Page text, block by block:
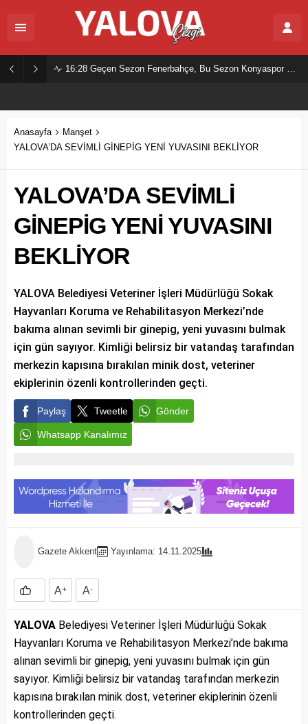
16:28 Geçen Sezon Fenerbahçe, Bu Sezon Konyaspor Mu?
Anasayfa
Manşet
YALOVA’DA SEVİMLİ GİNEPİG YENİ YUVASINI BEKLİYOR
YALOVA’DA SEVİMLİ
GİNEPİG YENİ YUVASINI
BEKLİYOR
YALOVA Belediyesi Veteriner İşleri Müdürlüğü Sokak
Hayvanları Koruma ve Rehabilitasyon Merkezi’nde
bakıma alınan sevimli bir ginepig, yeni yuvasını bulmak
için gün sayıyor. Kimliği belirsiz bir vatandaş tarafından
merkezin kapısına bırakılan minik dost, veteriner
ekiplerinin özenli kontrollerinden geçti.
Paylaş Tweetle Gönder
Whatsapp Kanalımız
Gazete Akkent Yayınlama: 14.11.2025
A+ A-
YALOVA Belediyesi Veteriner İşleri Müdürlüğü Sokak
Hayvanları Koruma ve Rehabilitasyon Merkezi’nde bakıma
alınan sevimli bir ginepig, yeni yuvasını bulmak için gün
sayıyor. Kimliği belirsiz bir vatandaş tarafından merkezin
kapısına bırakılan minik dost, veteriner ekiplerinin özenli
kontrollerinden geçti.